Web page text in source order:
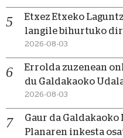
Etxez Etxeko
langile bihurtuko
2026-08-03
Errolda zuzenean
du Galdakaoko
2026-08-03
Gaur da
Planaren inkesta